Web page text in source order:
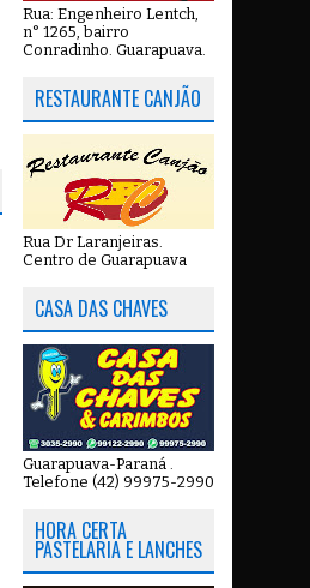
Rua: Engenheiro Lentch,
n° 1265, bairro
Conradinho. Guarapuava.
RESTAURANTE CANJÃO
Rua Dr Laranjeiras.
Centro de Guarapuava
CASA DAS CHAVES
Guarapuava-Paraná .
Telefone (42) 99975-2990
HORA CERTA
PASTELARIA E LANCHES